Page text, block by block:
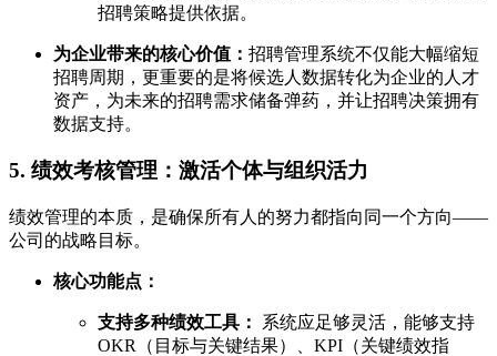
招聘策略提供依据。
为企业带来的核心价值： 招聘管理系统不仅能大幅缩短
招聘周期，更重要的是将候选人数据转化为企业的人才
资产，为未来的招聘需求储备弹药，并让招聘决策拥有
数据支持。
5. 绩效考核管理：激活个体与组织活力
绩效管理的本质，是确保所有人的努力都指向同一个方向——
公司的战略目标。
核心功能点：
支持多种绩效工具：
系统应足够灵活，能够支持
OKR（目标与关键结果）、KPI（关键绩效指